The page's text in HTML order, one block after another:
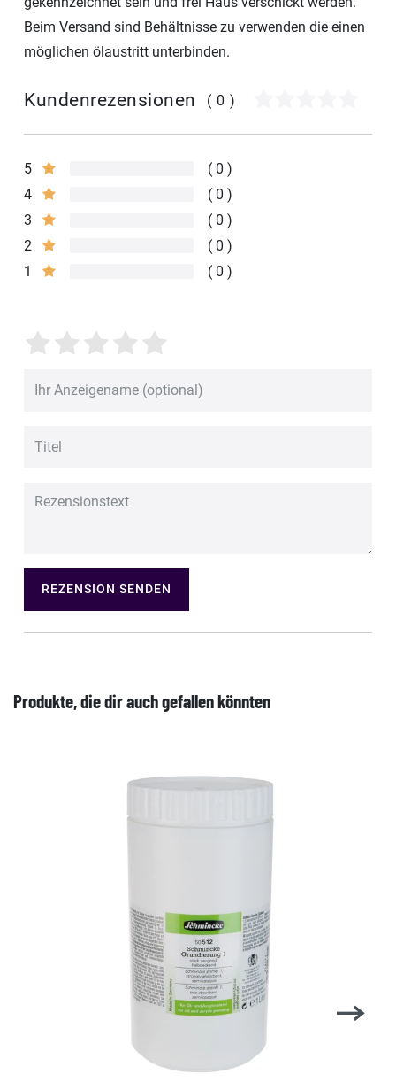
Beim Versand sind Behältnisse zu verwenden die einen
möglichen ölaustritt unterbinden.
Kundenrezensionen (0)
5
0
4
0
3
0
2
0
1
0
REZENSION SENDEN
Produkte, die dir auch gefallen könnten